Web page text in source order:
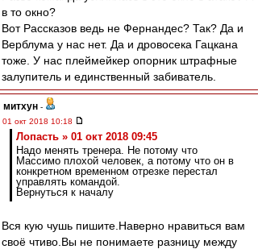
в то окно?
Вот Рассказов ведь не Фернандес? Так? Да и
Верблума у нас нет. Да и дровосека Гацкана
тоже. У нас плеймейкер опорник штрафные
залупитель и единственный забиватель.
митхун -
01 окт 2018 10:18
Лопасть » 01 окт 2018 09:45
Надо менять тренера. Не потому что
Массимо плохой человек, а потому что он в
конкретном временном отрезке перестал
управлять командой.
Вернуться к началу
Вся кую чушь пишите.Наверно нравиться вам
своё чтиво.Вы не понимаете разницу между